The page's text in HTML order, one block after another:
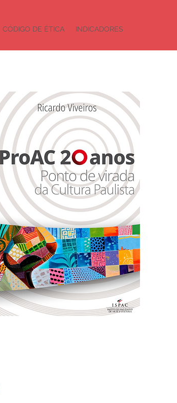
CÓDIGO DE ÉTICA INDICADORES